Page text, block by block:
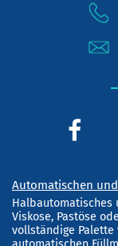
Automatischen
Halbautomatisches
Viskose, Pastöse
vollständige